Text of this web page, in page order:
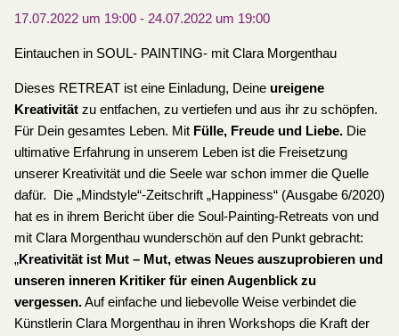
17.07.2022 um 19:00- 24.07.2022 um 19:00
Eintauchen in SOUL- PAINTING- mit Clara Morgenthau
Dieses RETREAT ist eine Einladung, Deineureigene
Kreativitätzu entfachen, zu vertiefen und aus ihr zu schöpfen.
Für Dein gesamtes Leben. MitFülle, Freude und Liebe.Die
ultimative Erfahrung in unserem Leben ist die Freisetzung
unserer Kreativität und die Seele war schon immer die Quelle
dafür. Die „Mindstyle“-Zeitschrift „Happiness“ (Ausgabe 6/2020)
hat es in ihrem Bericht über die Soul-Painting-Retreats von und
mit Clara Morgenthau wunderschön auf den Punkt gebracht:
„Kreativität ist Mut – Mut, etwas Neues auszuprobieren und
unseren inneren Kritiker für einen Augenblick zu
vergessen.Auf einfache und liebevolle Weise verbindet die
Künstlerin Clara Morgenthau in ihren Workshops die Kraft der